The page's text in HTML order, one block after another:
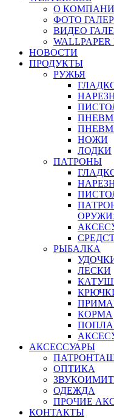
О
ФОТО
ВИДЕО
WALLPAPER
НОВОСТИ
ПРОДУКТЫ
РУЖЬЯ
НОЖИ
ЛОДКИ
ПАТРОНЫ
РЫБАЛКА
ЛЕСКИ
КОРМА
АКСЕССУАРЫ
ОПТИКА
ОДЕЖДА
ПРОЧИЕ
КОНТАКТЫ